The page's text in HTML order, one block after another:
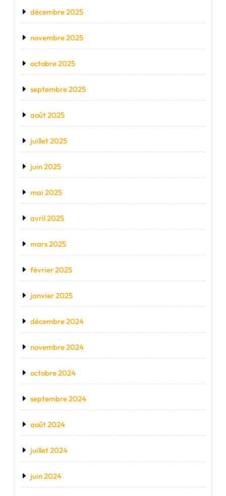
décembre 2025
novembre 2025
octobre 2025
septembre 2025
août 2025
juillet 2025
juin 2025
mai 2025
avril 2025
mars 2025
février 2025
janvier 2025
décembre 2024
novembre 2024
octobre 2024
septembre 2024
août 2024
juillet 2024
juin 2024